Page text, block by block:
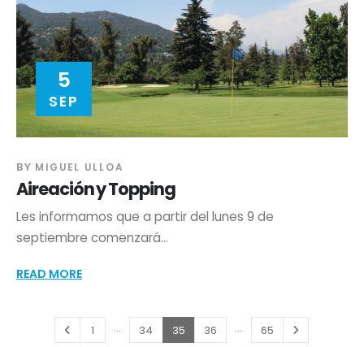
5
SEP
BY MIGUEL ULLOA
Aireación y Topping
Les informamos que a partir del lunes 9 de
septiembre comenzará...
READ MORE
1 … 34 35 36 … 65